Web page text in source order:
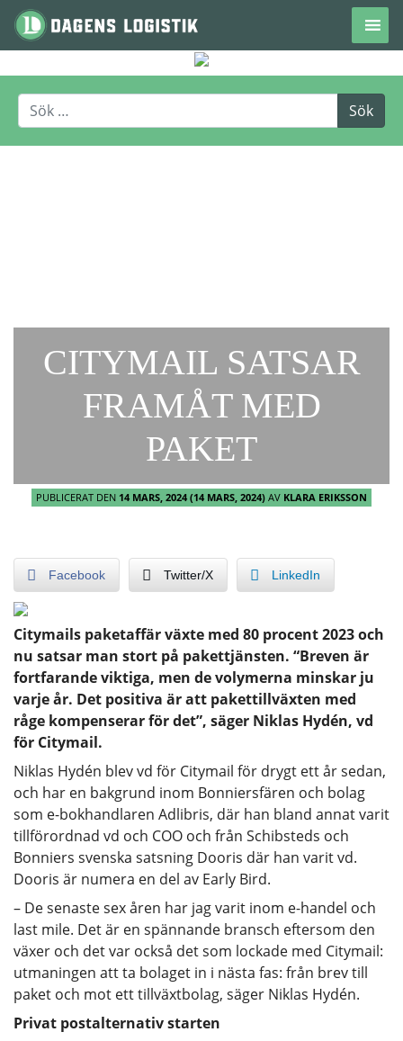
Hoppa till innehåll
CITYMAIL SATSAR
FRAMÅT MED
PAKET
PUBLICERAT DEN 14 MARS, 2024 (14 MARS, 2024) AV KLARA ERIKSSON
Facebook Twitter/X LinkedIn
Citymails paketaffär växte med 80 procent 2023 och
nu satsar man stort på pakettjänsten. “Breven är
fortfarande viktiga, men de volymerna minskar ju
varje år. Det positiva är att pakettillväxten med
råge kompenserar för det”, säger Niklas Hydén, vd
för Citymail.
Niklas Hydén blev vd för Citymail för drygt ett år sedan,
och har en bakgrund inom Bonniersfären och bolag
som e-bokhandlaren Adlibris, där han bland annat varit
tillförordnad vd och COO och från Schibsteds och
Bonniers svenska satsning Dooris där han varit vd.
Dooris är numera en del av Early Bird.
– De senaste sex åren har jag varit inom e-handel och
last mile. Det är en spännande bransch eftersom den
växer och det var också det som lockade med Citymail:
utmaningen att ta bolaget in i nästa fas: från brev till
paket och mot ett tillväxtbolag, säger Niklas Hydén.
Privat postalternativ starten